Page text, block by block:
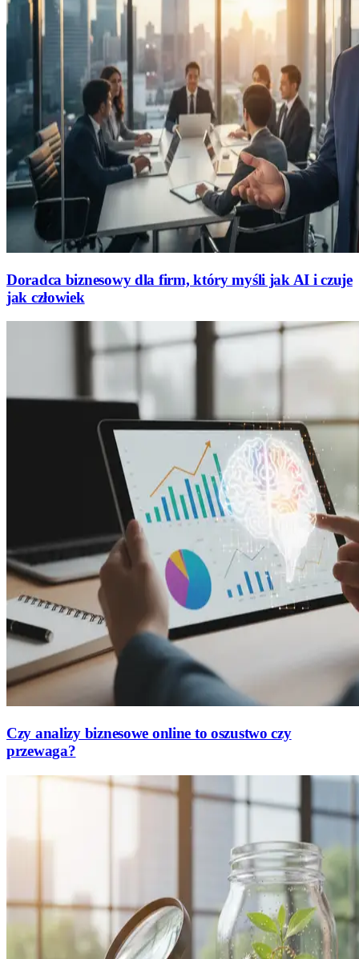
Doradca biznesowy dla firm, który myśli jak AI i czuje
jak człowiek
Czy analizy biznesowe online to oszustwo czy
przewaga?